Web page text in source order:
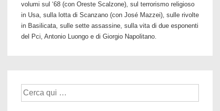
volumi sul ‘68 (con Oreste Scalzone), sul terrorismo religioso
in Usa, sulla lotta di Scanzano (con José Mazzei), sulle rivolte
in Basilicata, sulle sette assassine, sulla vita di due esponenti
del Pci, Antonio Luongo e di Giorgio Napolitano.
Cerca: